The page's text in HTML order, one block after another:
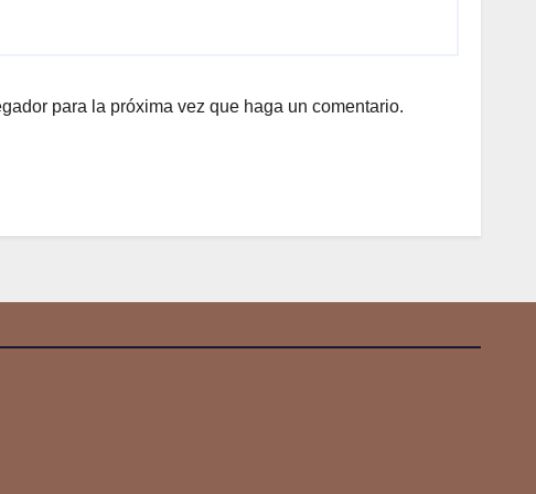
para la próxima vez que haga un comentario.